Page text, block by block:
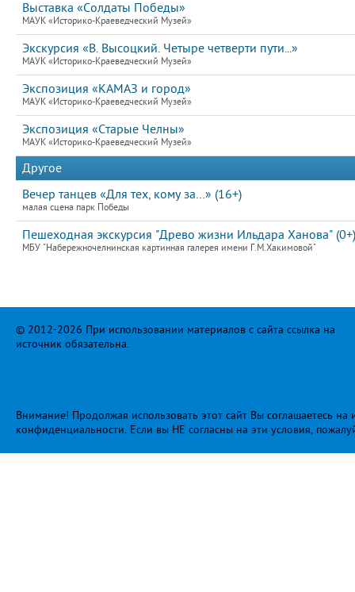
Выставка «Солдаты Победы»
МАУК «Историко-Краеведческий Музей»
Экскурсия «В. Высоцкий. Четыре четверти пути...»
МАУК «Историко-Краеведческий Музей»
Экспозиция «КАМАЗ и город»
МАУК «Историко-Краеведческий Музей»
Экспозиция «Старые Челны»
МАУК «Историко-Краеведческий Музей»
Другое
Вечер танцев «Для тех, кому за…» (16+)
малая сцена парк Победы
Пешеходная экскурсия "Древо жизни Ильдара Ханова" (0+)
МБУ "Набережночелнинская картинная галерея имени Г.М.Хакимовой"
© 2012-2026 При использовании материалов с сайта ссылка на
источник обязательна.
Внимание! Продолжая использовать этот сайт Вы соглашаетесь
конфиденциальности. Если вы НЕ согласны на эти условия,